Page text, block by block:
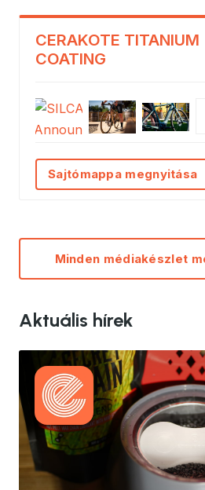
CERAKOTE TITANIUM
COATING
Sajtómappa megnyitása
Minden médiakészlet
Aktuális hírek